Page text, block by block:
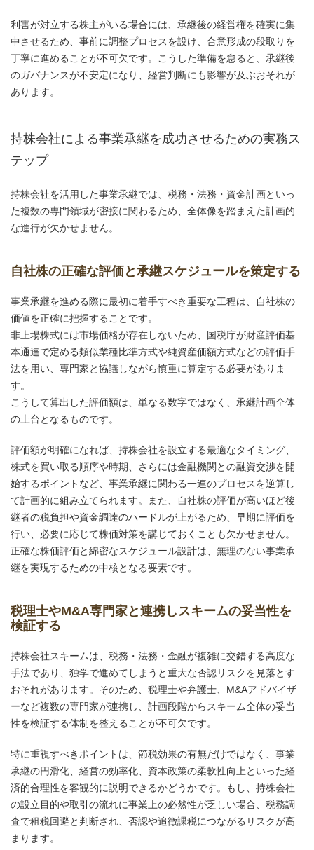
利害が対立する株主がいる場合には、承継後の経営権を確実に集
中させるため、事前に調整プロセスを設け、合意形成の段取りを
丁寧に進めることが不可欠です。こうした準備を怠ると、承継後
のガバナンスが不安定になり、経営判断にも影響が及ぶおそれが
あります。
持株会社による事業承継を成功させるための実務ス
テップ
持株会社を活用した事業承継では、税務・法務・資金計画といっ
た複数の専門領域が密接に関わるため、全体像を踏まえた計画的
な進行が欠かせません。
自社株の正確な評価と承継スケジュールを策定する
事業承継を進める際に最初に着手すべき重要な工程は、自社株の
価値を正確に把握することです。
非上場株式には市場価格が存在しないため、国税庁が財産評価基
本通達で定める類似業種比準方式や純資産価額方式などの評価手
法を用い、専門家と協議しながら慎重に算定する必要がありま
す。
こうして算出した評価額は、単なる数字ではなく、承継計画全体
の土台となるものです。
評価額が明確になれば、持株会社を設立する最適なタイミング、
株式を買い取る順序や時期、さらには金融機関との融資交渉を開
始するポイントなど、事業承継に関わる一連のプロセスを逆算し
て計画的に組み立てられます。また、自社株の評価が高いほど後
継者の税負担や資金調達のハードルが上がるため、早期に評価を
行い、必要に応じて株価対策を講じておくことも欠かせません。
正確な株価評価と綿密なスケジュール設計は、無理のない事業承
継を実現するための中核となる要素です。
税理士やM&A専門家と連携しスキームの妥当性を
検証する
持株会社スキームは、税務・法務・金融が複雑に交錯する高度な
手法であり、独学で進めてしまうと重大な否認リスクを見落とす
おそれがあります。そのため、税理士や弁護士、M&Aアドバイザ
ーなど複数の専門家が連携し、計画段階からスキーム全体の妥当
性を検証する体制を整えることが不可欠です。
特に重視すべきポイントは、節税効果の有無だけではなく、事業
承継の円滑化、経営の効率化、資本政策の柔軟性向上といった経
済的合理性を客観的に説明できるかどうかです。もし、持株会社
の設立目的や取引の流れに事業上の必然性が乏しい場合、税務調
査で租税回避と判断され、否認や追徴課税につながるリスクが高
まります。